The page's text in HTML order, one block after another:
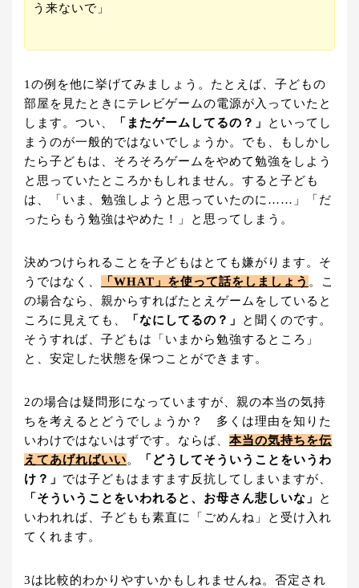
う来ないで」
1の例を他に挙げてみましょう。たとえば、子どもの
部屋を見たときにテレビゲームの電源が入っていたと
します。つい、
「またゲームしてるの？」
といってし
まうのが一般的ではないでしょうか。でも、もしかし
たら子どもは、そろそろゲームをやめて勉強をしよう
と思っていたところかもしれません。すると子ども
は、「いま、勉強しようと思っていたのに……」「だ
ったらもう勉強はやめた！」と思ってしまう。
決めつけられることを子どもはとても嫌がります。そ
うではなく、
「WHAT」を使って話をしましょう 。こ
の場合なら、親からすればたとえゲームをしていると
ころに見えても、
「なにしてるの？」
と聞くのです。
そうすれば、子どもは「いまから勉強するところ」
と、安定した状態を保つことができます。
2の場合は疑問形になっていますが、親の本当の気持
ちを考えるとどうでしょうか？ 多くは理由を知りた
いわけではないはずです。ならば、 本当の気持ちを伝
えてあげればいい。
「どうしてそういうことをいうわ
け？」 では子どもはますます反抗してしまいますが、
「そういうことをいわれると、お母さん悲しいな」
と
いわれれば、子どもも素直に「ごめんね」と受け入れ
てくれます。
3は比較的わかりやすいかもしれませんね。否定され